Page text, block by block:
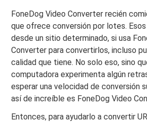
FoneDog Video Converter recién
que ofrece conversión por lotes.
desde un sitio determinado, si usa
Converter para convertirlos, incluso
calidad que tiene. No solo eso, sino
computadora experimenta algún
esperar una velocidad de conversión
así de increíble es FoneDog Video
Entonces, para ayudarlo a convertir